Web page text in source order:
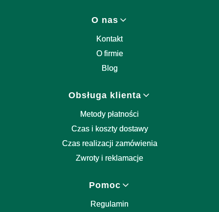
O nas
Kontakt
O firmie
Blog
Obsługa klienta
Metody płatności
Czas i koszty dostawy
Czas realizacji zamówienia
Zwroty i reklamacje
Pomoc
Regulamin